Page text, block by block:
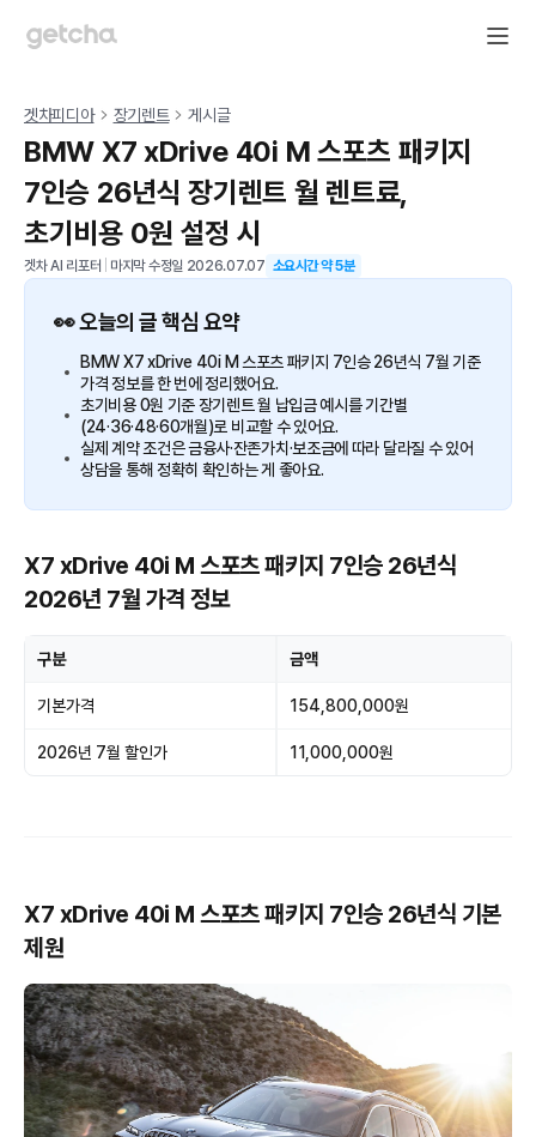
겟차피디아 장기렌트 게시글
BMW X7 xDrive 40i M 스포츠 패키지
7인승 26년식 장기렌트 월 렌트료,
초기비용 0원 설정 시
겟차 AI 리포터 마지막 수정일 2026.07.07 소요시간 약5분
👀 오늘의 글 핵심 요약
BMW X7 xDrive 40i M 스포츠 패키지 7인승 26년식 7월 기준
가격 정보를 한 번에 정리했어요.
초기비용 0원 기준 장기렌트 월 납입금 예시를 기간별
(24·36·48·60개월)로 비교할 수 있어요.
실제 계약 조건은 금융사·잔존가치·보조금에 따라 달라질 수 있어
상담을 통해 정확히 확인하는 게 좋아요.
X7 xDrive 40i M 스포츠 패키지 7인승 26년식
2026년 7월 가격 정보
구분 금액
기본가격 154,800,000원
2026년 7월 할인가 11,000,000원
X7 xDrive 40i M 스포츠 패키지 7인승 26년식 기본
제원